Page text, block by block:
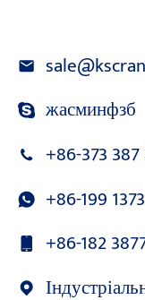
жасминфзб
+86-373
+86-199
+86-182